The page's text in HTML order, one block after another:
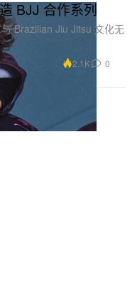
BJJ 合作系列
Brazilian Jiu Jitsu 文化无
2.1K 0